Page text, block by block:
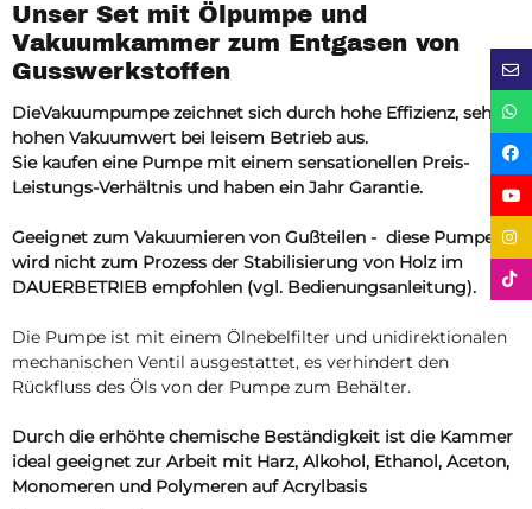
Unser Set mit Ölpumpe und
Vakuumkammer zum Entgasen von
Gusswerkstoffen
DieVakuumpumpe zeichnet sich durch hohe Effizienz, sehr
hohen Vakuumwert bei leisem Betrieb aus.
Sie kaufen eine Pumpe mit einem sensationellen Preis-
Leistungs-Verhältnis und haben ein Jahr Garantie.
Geeignet zum Vakuumieren von Gußteilen - diese Pumpe
wird nicht zum Prozess der Stabilisierung von Holz im
DAUERBETRIEB empfohlen (vgl. Bedienungsanleitung).
Die Pumpe ist mit einem Ölnebelfilter und unidirektionalen
mechanischen Ventil ausgestattet, es verhindert den
Rückfluss des Öls von der Pumpe zum Behälter.
Durch die erhöhte chemische Beständigkeit ist die Kammer
ideal geeignet zur Arbeit mit Harz, Alkohol, Ethanol, Aceton,
Monomeren und Polymeren auf Acrylbasis